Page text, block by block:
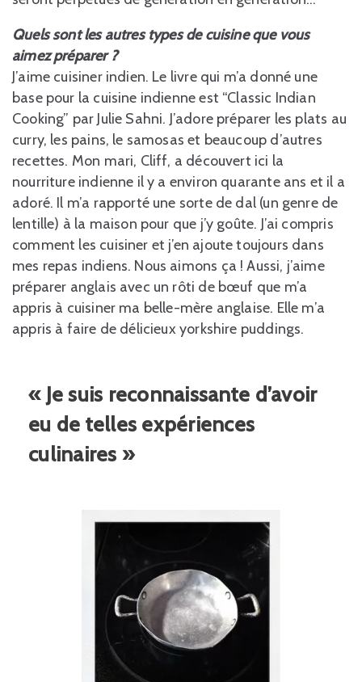
Quels sont les autres types de cuisine que vous
aimez préparer ?
J’aime cuisiner indien. Le livre qui m’a donné une
base pour la cuisine indienne est “Classic Indian
Cooking” par Julie Sahni. J’adore préparer les plats au
curry, les pains, le samosas et beaucoup d’autres
recettes. Mon mari, Cliff, a découvert ici la
nourriture indienne il y a environ quarante ans et il a
adoré. Il m’a rapporté une sorte de dal (un genre de
lentille) à la maison pour que j’y goûte. J’ai compris
comment les cuisiner et j’en ajoute toujours dans
mes repas indiens. Nous aimons ça ! Aussi, j’aime
préparer anglais avec un rôti de bœuf que m’a
appris à cuisiner ma belle-mère anglaise. Elle m’a
appris à faire de délicieux yorkshire puddings.
« Je suis reconnaissante d’avoir
eu de telles expériences
culinaires »